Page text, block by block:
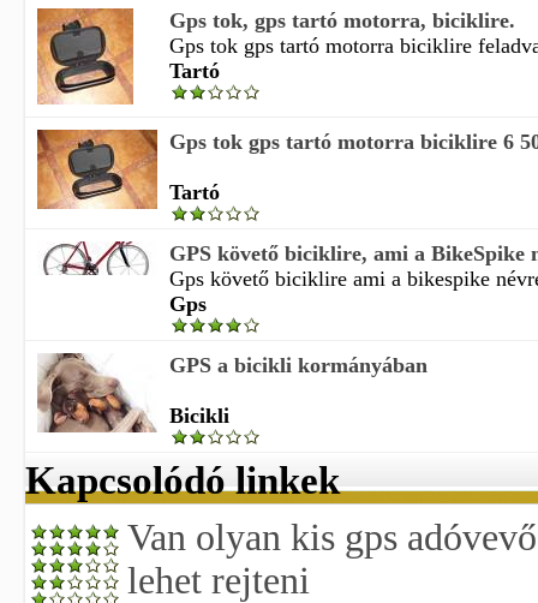
Gps tok, gps tartó motorra, biciklire.
Gps tok gps tartó motorra biciklire
Tartó
Gps tok gps tartó motorra biciklire 6
Tartó
GPS követő biciklire, ami a BikeSpike
Gps követő biciklire ami a bikespike
Gps
GPS a bicikli kormányában
Bicikli
Kapcsolódó linkek
Van olyan kis gps
lehet rejteni